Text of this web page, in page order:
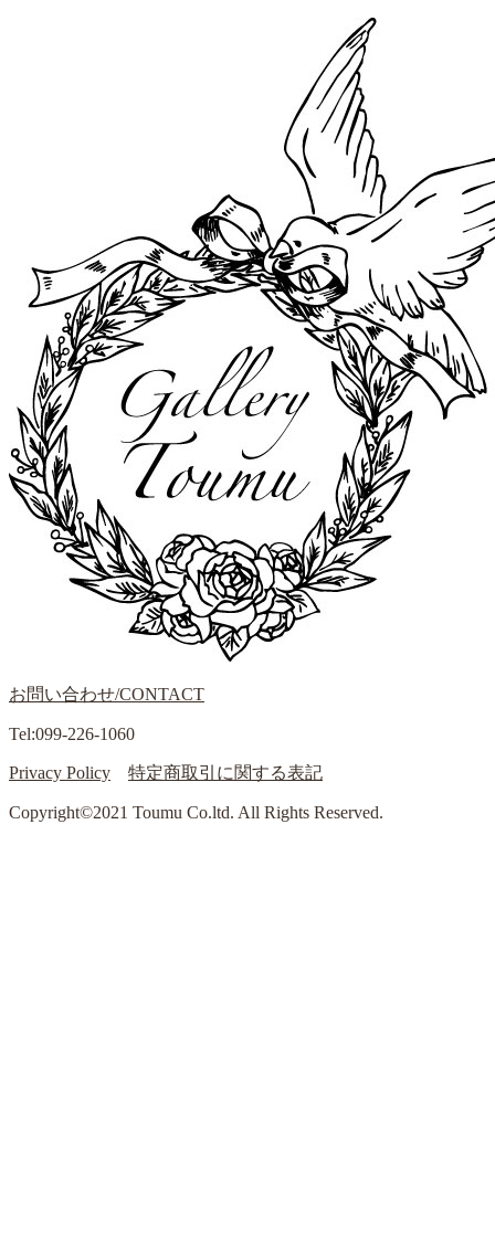
お問い合わせ/CONTACT
Tel:099-226-1060
Privacy Policy 特定商取引に関する表記
Copyright©2021 Toumu Co.ltd. All Rights Reserved.